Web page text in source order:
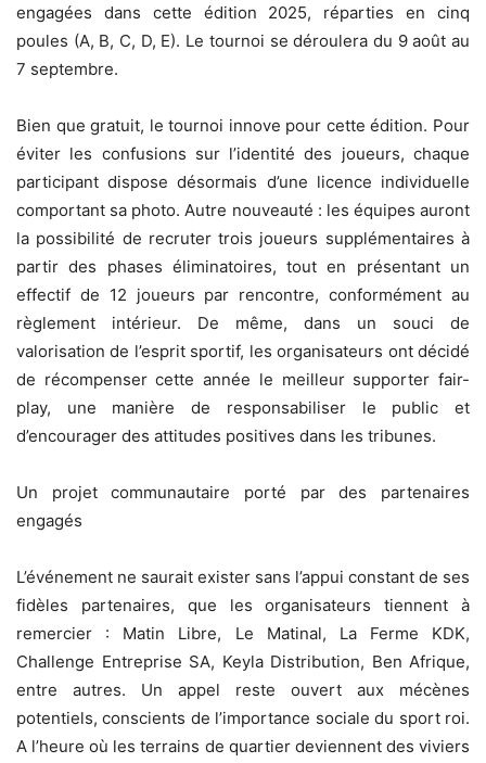
engagées dans cette édition 2025, réparties en cinq
poules (A, B, C, D, E). Le tournoi se déroulera du 9 août au
7 septembre.
Bien que gratuit, le tournoi innove pour cette édition. Pour
éviter les confusions sur l’identité des joueurs, chaque
participant dispose désormais d’une licence individuelle
comportant sa photo. Autre nouveauté : les équipes auront
la possibilité de recruter trois joueurs supplémentaires à
partir des phases éliminatoires, tout en présentant un
effectif de 12 joueurs par rencontre, conformément au
règlement intérieur. De même, dans un souci de
valorisation de l’esprit sportif, les organisateurs ont décidé
de récompenser cette année le meilleur supporter fair-
play, une manière de responsabiliser le public et
d’encourager des attitudes positives dans les tribunes.
Un projet communautaire porté par des partenaires
engagés
L’événement ne saurait exister sans l’appui constant de ses
fidèles partenaires, que les organisateurs tiennent à
remercier : Matin Libre, Le Matinal, La Ferme KDK,
Challenge Entreprise SA, Keyla Distribution, Ben Afrique,
entre autres. Un appel reste ouvert aux mécènes
potentiels, conscients de l’importance sociale du sport roi.
A l’heure où les terrains de quartier deviennent des viviers